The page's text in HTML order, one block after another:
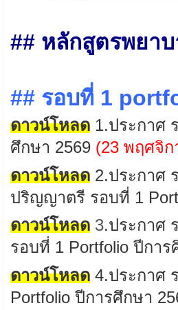
## หลักสูตรพยา
## รอบที่ 1
ดาวน์โหลด 1.ประกาศ
ศึกษา 2569 (23 พฤศจิก
ดาวน์โหลด 2.ประกาศ
ปริญญาตรี รอบที่ 1
ดาวน์โหลด 3.ประกาศ
รอบที่ 1 Portfolio ปีการ
ดาวน์โหลด 4.ประกาศ
Portfolio ปีการศึกษา